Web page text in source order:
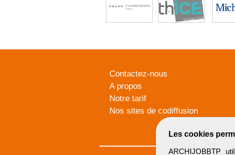
Les cookies
ARCHIJOBBTP
Contactez-nous
A propos
Notre tarif
Nos sites de codiffusion